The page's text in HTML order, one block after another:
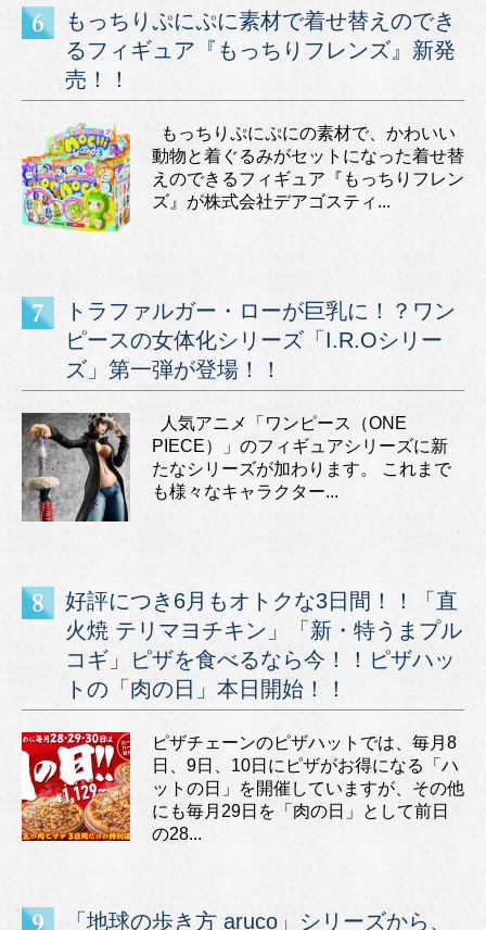
もっちりぷにぷに素材で着せ替えのでき
るフィギュア『もっちりフレンズ』新発
売！！
もっちりぷにぷにの素材で、かわいい
動物と着ぐるみがセットになった着せ替
えのできるフィギュア『もっちりフレン
ズ』が株式会社デアゴスティ...
トラファルガー・ローが巨乳に！？ワン
ピースの女体化シリーズ「I.R.Oシリー
ズ」第一弾が登場！！
人気アニメ「ワンピース（ONE
PIECE）」のフィギュアシリーズに新
たなシリーズが加わります。 これまで
も様々なキャラクター...
好評につき6月もオトクな3日間！！「直
火焼 テリマヨチキン」「新・特うまプル
コギ」ピザを食べるなら今！！ピザハッ
トの「肉の日」本日開始！！
ピザチェーンのピザハットでは、毎月8
日、9日、10日にピザがお得になる「ハ
ットの日」を開催していますが、その他
にも毎月29日を「肉の日」として前日
の28...
「地球の歩き方 aruco」シリーズから、